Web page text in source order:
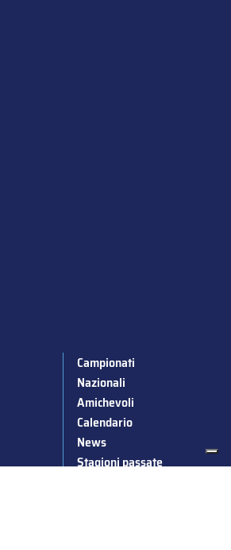
Campionati
Nazionali
Amichevoli
Calendario
News
Stagioni passate